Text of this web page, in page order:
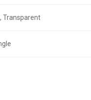
Transparent